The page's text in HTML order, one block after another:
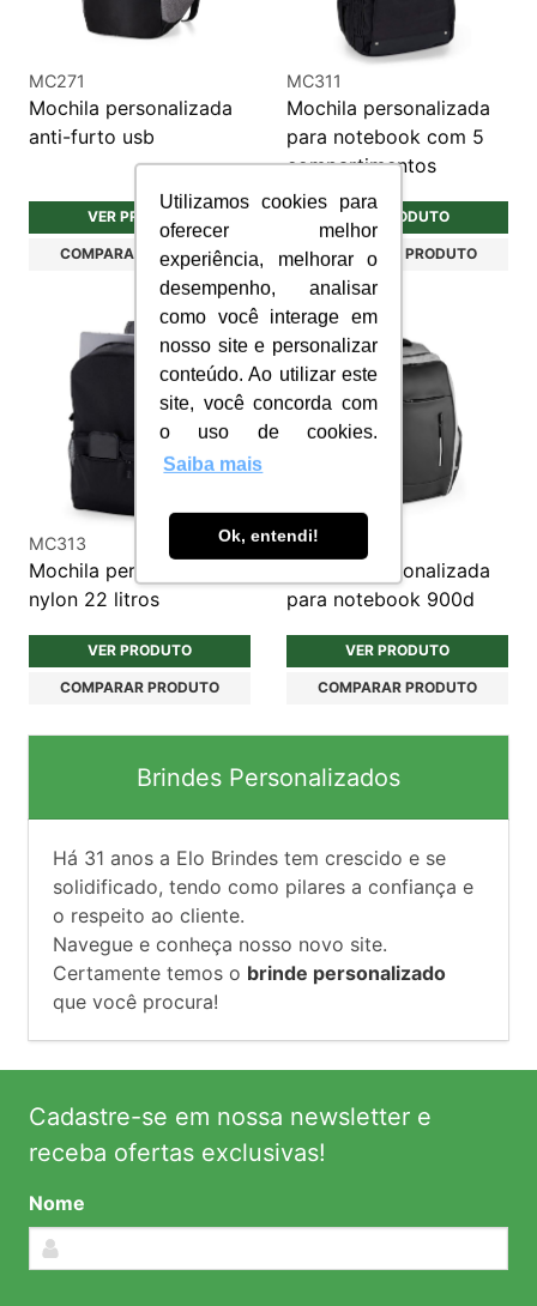
Utilizamos cookies para
oferecer melhor
experiência, melhorar o
desempenho, analisar
como você interage em
nosso site e personalizar
conteúdo. Ao utilizar este
site, você concorda com
o uso de cookies.
Saiba mais
Ok, entendi!
MC271
Mochila personalizada
anti-furto usb
VER PRODUTO
COMPARAR PRODUTO
MC311
Mochila personalizada
para notebook com 5
compartimentos
VER PRODUTO
COMPARAR PRODUTO
MC313
Mochila personalizada
nylon 22 litros
VER PRODUTO
COMPARAR PRODUTO
MC286
Mochila personalizada
para notebook 900d
VER PRODUTO
COMPARAR PRODUTO
Brindes Personalizados
Há 31 anos a Elo Brindes tem crescido e se
solidificado, tendo como pilares a confiança e
o respeito ao cliente.
Navegue e conheça nosso novo site.
Certamente temos o brinde personalizado
que você procura!
Cadastre-se em nossa newsletter e
receba ofertas exclusivas!
Nome